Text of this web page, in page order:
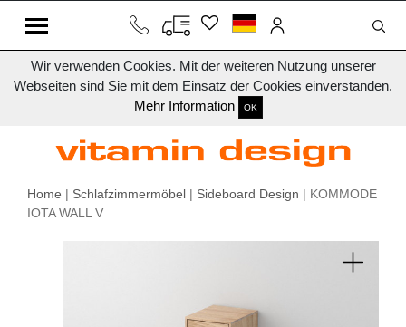
Wir verwenden Cookies. Mit der weiteren Nutzung unserer
Webseiten sind Sie mit dem Einsatz der Cookies einverstanden.
Mehr Information
OK
Home | Schlafzimmermöbel | Sideboard Design | KOMMODE
IOTA WALL V